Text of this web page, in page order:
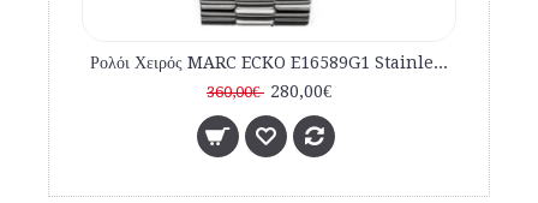
Ρολόι Χειρός MARC ECKO E16589G1 Stainless Steel Bracelet Chronograph
360,00€ 280,00€